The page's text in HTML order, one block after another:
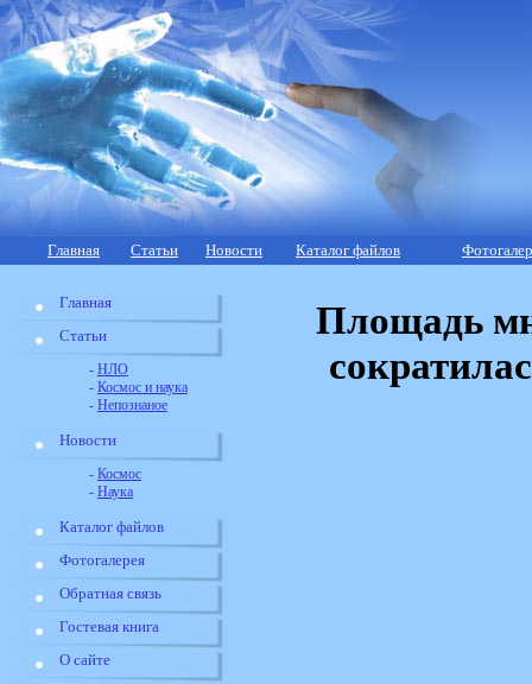
Главная Статьи Новости Каталог файлов
Главная
Статьи
- НЛО
- Космос и наука
- Непознаное
Новости
- Космос
- Наука
Каталог файлов
Фотогалерея
Обратная связь
Гостевая книга
О сайте
Площадь